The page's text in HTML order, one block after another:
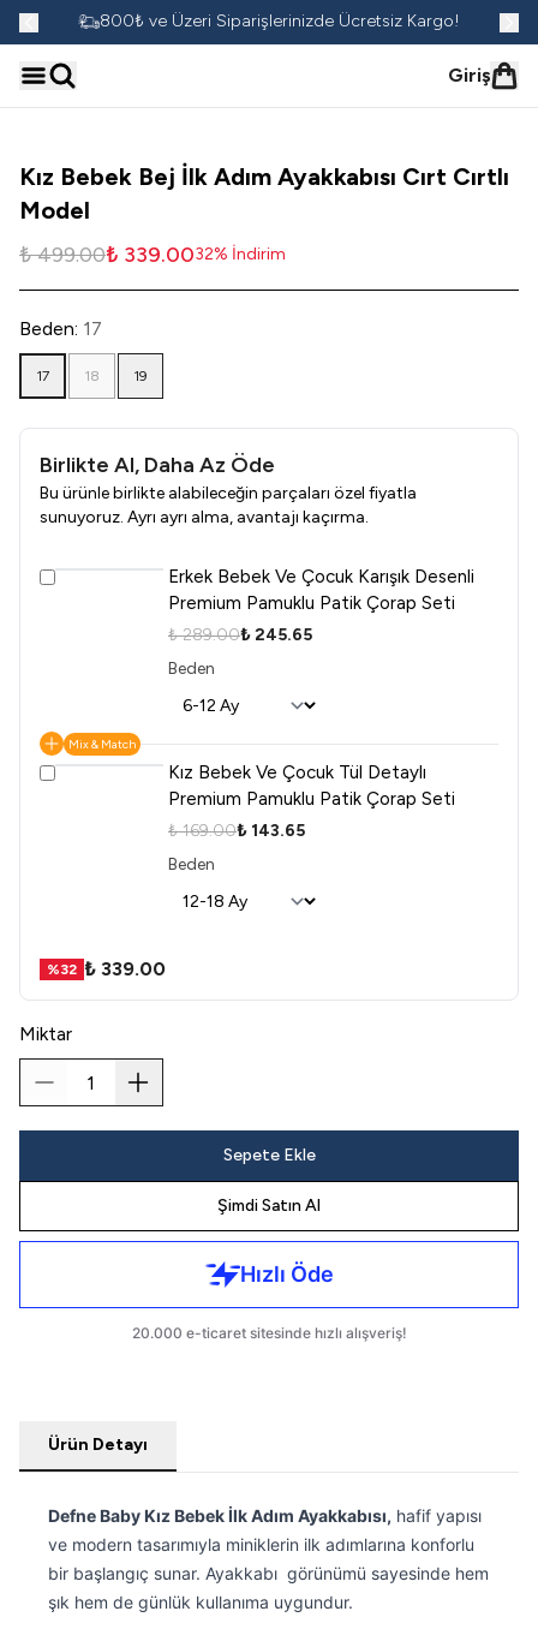
800₺ ve Üzeri Siparişlerinizde Ücretsiz Kargo!
Giriş
Kız Bebek Bej İlk Adım Ayakkabısı Cırt Cırtlı
Model
₺ 499.00₺ 339.0032% İndirim
Beden: 17
17 18 19
Birlikte Al, Daha Az Öde
Bu ürünle birlikte alabileceğin parçaları özel fiyatla
sunuyoruz. Ayrı ayrı alma, avantajı kaçırma.
Erkek Bebek Ve Çocuk Karışık Desenli
Premium Pamuklu Patik Çorap Seti
₺ 289.00₺ 245.65
Beden
Mix & Match
Kız Bebek Ve Çocuk Tül Detaylı
Premium Pamuklu Patik Çorap Seti
₺ 169.00₺ 143.65
Beden
%32 ₺ 339.00
Miktar
Sepete Ekle
Şimdi Satın Al
Ürün Detayı
Defne Baby Kız Bebek İlk Adım Ayakkabısı, hafif yapısı
ve modern tasarımıyla miniklerin ilk adımlarına konforlu
bir başlangıç sunar. Ayakkabı görünümü sayesinde hem
şık hem de günlük kullanıma uygundur.